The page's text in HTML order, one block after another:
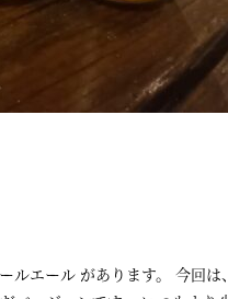
ルエール があります。 今回